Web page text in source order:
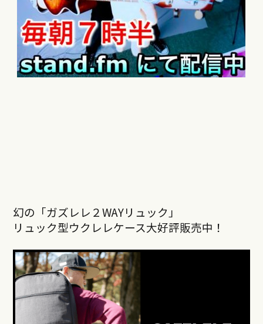
幻の「ガズレレ２WAYリュック」
リュック型ウクレレケース大好評販売中！